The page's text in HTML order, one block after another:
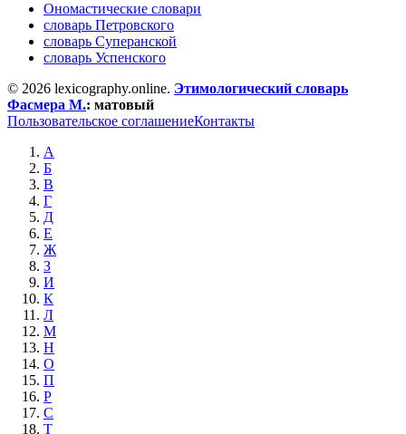
Ономастические словари
словарь Петровского
словарь Суперанской
словарь Успенского
© 2026 lexicography.online. Этимологический словарь
Фасмера М.: матовый
Пользовательское соглашениеКонтакты
А
Б
В
Г
Д
Е
Ж
З
И
К
Л
М
Н
О
П
Р
С
Т